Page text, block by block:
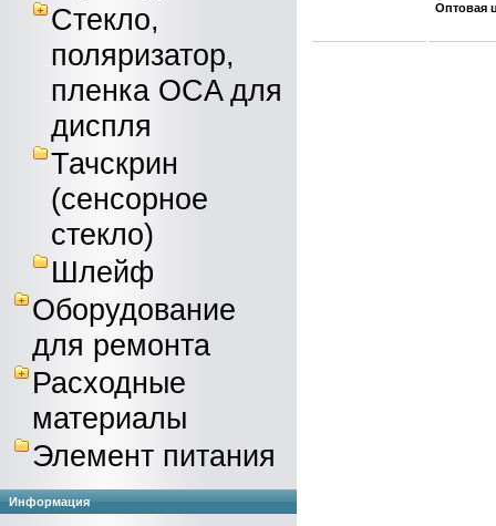
Стекло,
поляризатор,
пленка OCA для
диспля
Тачскрин
(сенсорное
стекло)
Шлейф
Оборудование
для ремонта
Расходные
материалы
Элемент питания
Информация
Оптовая